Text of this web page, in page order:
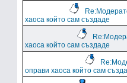
хаоса който сам създаде
хаоса който сам създаде
оправи хаоса който сам